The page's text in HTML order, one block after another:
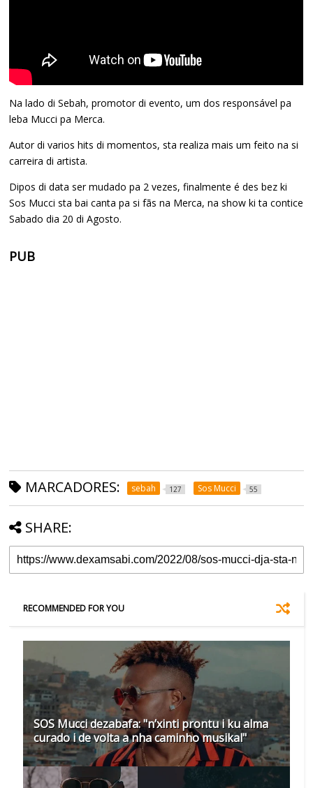
Na lado di Sebah, promotor di evento, um dos responsável pa
leba Mucci pa Merca.
Autor di varios hits di momentos, sta realiza mais um feito na si
carreira di artista.
Dipos di data ser mudado pa 2 vezes, finalmente é des bez ki
Sos Mucci sta bai canta pa si fãs na Merca, na show ki ta contice
Sabado dia 20 di Agosto.
PUB
MARCADORES: sebah 127 Sos Mucci 55
SHARE:
RECOMMENDED FOR YOU
SOS Mucci dezabafa: "n’xinti prontu i ku alma
curado i de volta a nha caminho musikal"